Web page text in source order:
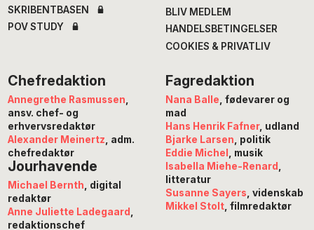
SKRIBENTBASEN
POV STUDY
BLIV MEDLEM
HANDELSBETINGELSER
COOKIES & PRIVATLIV
Chefredaktion
Annegrethe Rasmussen
ansv. chef- og
erhvervsredaktør
Alexander Meinertz , adm.
chefredaktør
Jourhavende
Michael Bernth , digital
redaktør
Anne Juliette Ladegaard
redaktionschef
Fagredaktion
Nana Balle , fødevarer og
mad
Hans Henrik Fafner, udland
Bjarke Larsen , politik
Eddie Michel
, musik
Isabella Miehe-Renard
litteratur
Susanne Sayers , videnskab
Mikkel Stolt, filmredaktør